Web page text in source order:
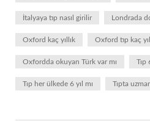
İtalyaya tıp nasıl girilir Londrada
Oxford kaç yıllık Oxford tıp kaç yıl
Oxfordda okuyan Türk var mı Tıp
Tıp her ülkede 6 yıl mı Tıpta